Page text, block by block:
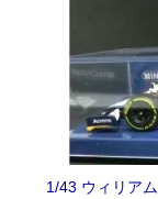
1/43 ウィリア